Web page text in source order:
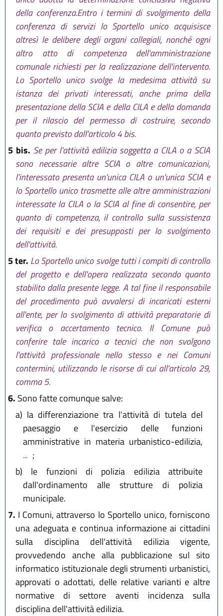
della conferenza.Entro i termini di svolgimento della
conferenza di servizi lo Sportello unico acquisisce
altresì le delibere degli organi collegiali, nonché ogni
altro atto di competenza dell'amministrazione
comunale richiesti per la realizzazione dell'intervento.
Lo Sportello unico svolge la medesima attività su
istanza dei privati interessati, anche prima della
presentazione della SCIA e della CILA e della domanda
per il rilascio del permesso di costruire, secondo
quanto previsto dall'articolo 4 bis.
5 bis. Se per l'attività edilizia soggetta a CILA o a SCIA
sono necessarie altre SCIA o altre comunicazioni,
l'interessato presenta un'unica CILA o un'unica SCIA e
lo Sportello unico trasmette alle altre amministrazioni
interessate la CILA o la SCIA al fine di consentire, per
quanto di competenza, il controllo sulla sussistenza
dei requisiti e dei presupposti per lo svolgimento
dell'attività.
5 ter. Lo Sportello unico svolge tutti i compiti di controllo
del progetto e dell'opera realizzata secondo quanto
stabilito dalla presente legge. A tal fine il responsabile
del procedimento può avvalersi di incaricati esterni
all'ente, per lo svolgimento di attività preparatorie di
verifica o accertamento tecnico. Il Comune può
conferire tale incarico a tecnici che non svolgono
l'attività professionale nello stesso e nei Comuni
contermini, utilizzando le risorse di cui all'articolo 29,
comma 5.
6. Sono fatte comunque salve:
a) la differenziazione tra l'attività di tutela del
paesaggio e l'esercizio delle funzioni
amministrative in materia urbanistico-edilizia,
... ;
b) le funzioni di polizia edilizia attribuite
dall'ordinamento alle strutture di polizia
municipale.
7. I Comuni, attraverso lo Sportello unico, forniscono
una adeguata e continua informazione ai cittadini
sulla disciplina dell'attività edilizia vigente,
provvedendo anche alla pubblicazione sul sito
informatico istituzionale degli strumenti urbanistici,
approvati o adottati, delle relative varianti e altre
normative di settore aventi incidenza sulla
disciplina dell'attività edilizia.